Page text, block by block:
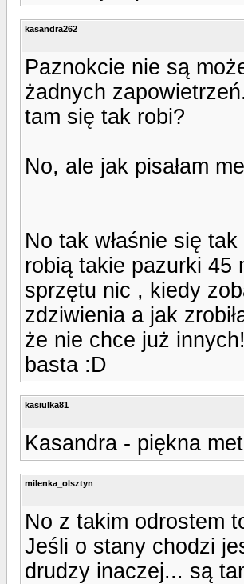
kasandra262
Paznokcie nie są
żadnych
tam się tak robi?
No, ale jak pisałam
No tak właśnie się
robią takie pazurki 45
sprzętu nic , kiedy
zdziwienia a jak
że nie chce już
basta :D
kasiulka81
Kasandra - piękna
milenka_olsztyn
No z takim odrostem
Jeśli o stany chodzi
drudzy inaczej... są